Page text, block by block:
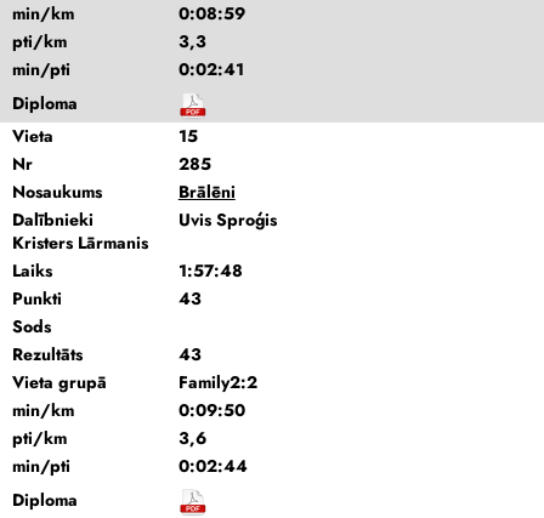
min/km
0:08:59
pti/km
3,3
min/pti
0:02:41
Diploma
Vieta
15
Nr
285
Nosaukums
Brālēni
Dalībnieki
Uvis Sproģis
Kristers Lārmanis
Laiks
1:57:48
Punkti
43
Sods
Rezultāts
43
Vieta grupā
Family2:2
min/km
0:09:50
pti/km
3,6
min/pti
0:02:44
Diploma